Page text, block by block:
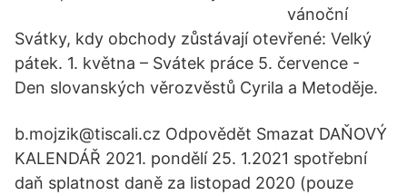
vánoční
Svátky, kdy obchody zůstávají otevřené: Velký
pátek. 1. května – Svátek práce 5. července -
Den slovanských věrozvěstů Cyrila a Metoděje.
b.mojzik@tiscali.cz Odpovědět Smazat DAŇOVÝ
KALENDÁŘ 2021. pondělí 25. 1.2021 spotřební
daň splatnost daně za listopad 2020 (pouze